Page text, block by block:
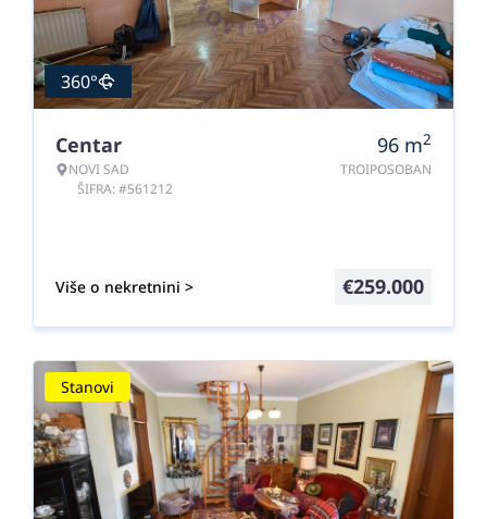
360°
Centar
NOVI SAD
ŠIFRA: #561212
96 m2
TROIPOSOBAN
Više o nekretnini > €259.000
Stanovi